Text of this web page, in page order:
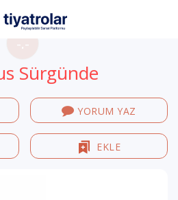
-.-
Sürgünde
YORUM YAZ
EKLE